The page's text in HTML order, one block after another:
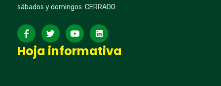
sábados y domingos: CERRADO
Hoja informativa